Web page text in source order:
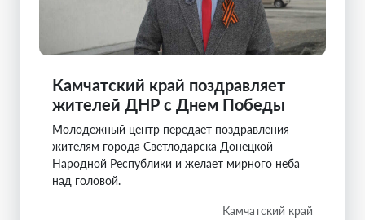
Камчатский край поздравляет
жителей ДНР с Днем Победы
Молодежный центр передает поздравления
жителям города Светлодарска Донецкой
Народной Республики и желает мирного неба
над головой.
Камчатский край